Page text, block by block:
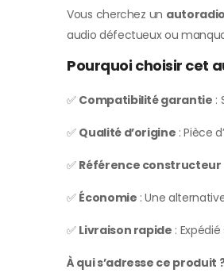
Vous cherchez un
audio défectueux ou
Pourquoi choisir cet
✅ Compatibilité garantie :
✅ Qualité d’origine : Pièce
✅ Référence constructeur
✅ Économie : Une
✅ Livraison rapide :
À qui s’adresse ce produit